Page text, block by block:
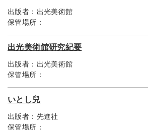
出版者： 出光美術館
保管場所：
出光美術館研究紀要
出版者： 出光美術館
保管場所：
いとし兒
出版者： 先進社
保管場所：